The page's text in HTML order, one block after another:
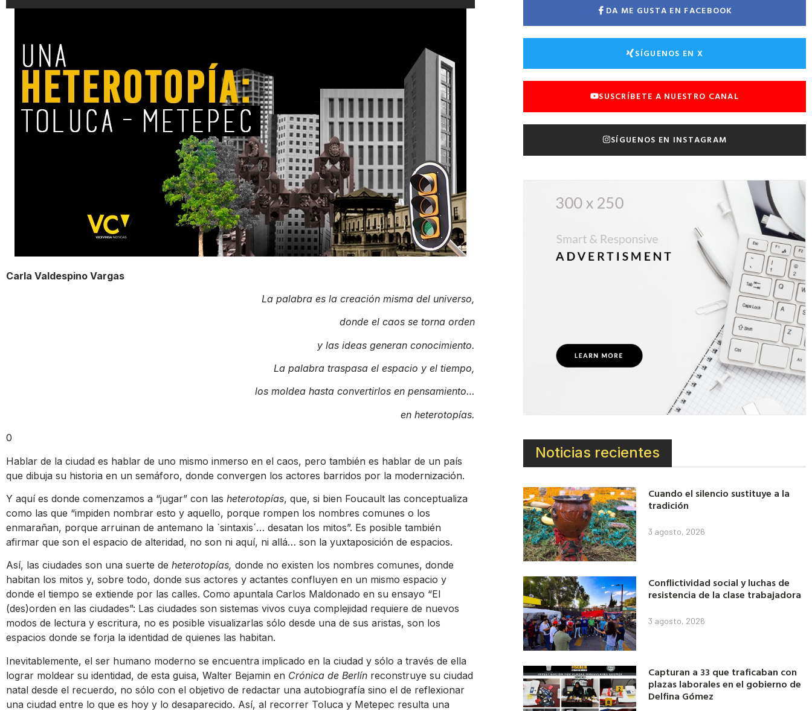
Carla Valdespino Vargas
La palabra es la creación misma del universo,
donde el caos se torna orden
y las ideas generan conocimiento.
La palabra traspasa el espacio y el tiempo,
los moldea hasta convertirlos en pensamiento…
en heterotopías.
0
Hablar de la ciudad es hablar de uno mismo inmerso en el caos, pero también es hablar de un país
que dibuja su historia en un semáforo, donde convergen los actores barridos por la modernización.
Y aquí es donde comenzamos a “jugar” con las heterotopías, que, si bien Foucault las conceptualiza
como las que “impiden nombrar esto y aquello, porque rompen los nombres comunes o los
enmarañan, porque arruinan de antemano la `sintaxis´… desatan los mitos”. Es posible también
afirmar que son el espacio de alteridad, no son ni aquí, ni allá… son la yuxtaposición de espacios.
Así, las ciudades son una suerte de heterotopías, donde no existen los nombres comunes, donde
habitan los mitos y, sobre todo, donde sus actores y actantes confluyen en un mismo espacio y
donde el tiempo se extiende por las calles. Como apuntala Carlos Maldonado en su ensayo “El
(des)orden en las ciudades”: Las ciudades son sistemas vivos cuya complejidad requiere de nuevos
modos de lectura y escritura, no es posible visualizarlas sólo desde una de sus aristas, son los
espacios donde se forja la identidad de quienes las habitan.
Inevitablemente, el ser humano moderno se encuentra implicado en la ciudad y sólo a través de ella
lograr moldear su identidad, de esta guisa, Walter Bejamin en Crónica de Berlín reconstruye su ciudad
natal desde el recuerdo, no sólo con el objetivo de redactar una autobiografía sino el de reflexionar
una ciudad entre lo que es hoy y lo desaparecido. Así, al recorrer Toluca y Metepec resulta una
DA ME GUSTA EN FACEBOOK
SÍGUENOS EN X
SUSCRÍBETE A NUESTRO CANAL
SÍGUENOS EN INSTAGRAM
Noticias recientes
Cuando el silencio sustituye a la
tradición
3 agosto, 2026
Conflictividad social y luchas de
resistencia de la clase trabajadora
3 agosto, 2026
Capturan a 33 que traficaban con
plazas laborales en el gobierno de
Delfina Gómez